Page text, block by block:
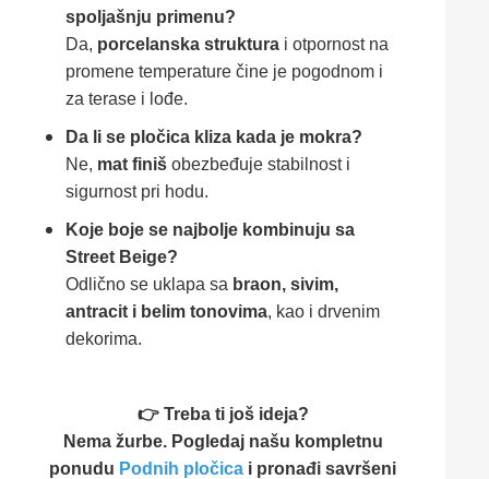
spoljašnju primenu?
Da, porcelanska struktura i otpornost na
promene temperature čine je pogodnom i
za terase i lođe.
Da li se pločica kliza kada je mokra?
Ne, mat finiš obezbeđuje stabilnost i
sigurnost pri hodu.
Koje boje se najbolje kombinuju sa
Street Beige?
Odlično se uklapa sa braon, sivim,
antracit i belim tonovima, kao i drvenim
dekorima.
👉 Treba ti još ideja?
Nema žurbe. Pogledaj našu kompletnu
ponudu Podnih pločica i pronađi savršeni